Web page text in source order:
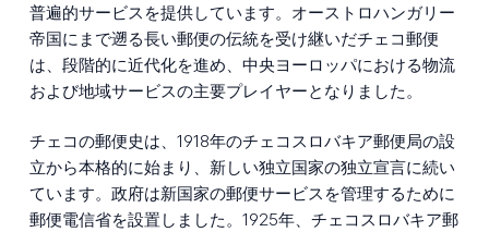
普遍的サービスを提供しています。オーストロハンガリー
帝国にまで遡る長い郵便の伝統を受け継いだチェコ郵便
は、段階的に近代化を進め、中央ヨーロッパにおける物流
および地域サービスの主要プレイヤーとなりました。
チェコの郵便史は、1918年のチェコスロバキア郵便局の設
立から本格的に始まり、新しい独立国家の独立宣言に続い
ています。政府は新国家の郵便サービスを管理するために
郵便電信省を設置しました。1925年、チェコスロバキア郵